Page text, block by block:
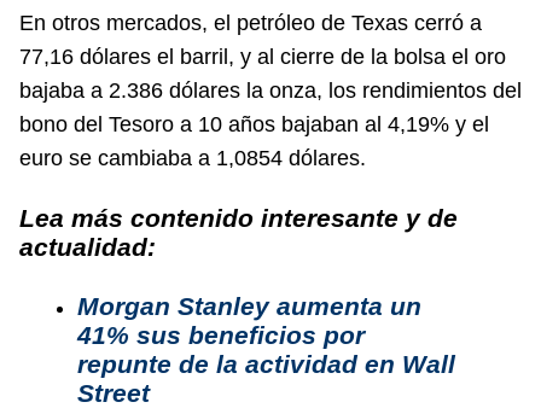
En otros mercados, el petróleo de Texas cerró a
77,16 dólares el barril, y al cierre de la bolsa el oro
bajaba a 2.386 dólares la onza, los rendimientos del
bono del Tesoro a 10 años bajaban al 4,19% y el
euro se cambiaba a 1,0854 dólares.
Lea más contenido interesante y de
actualidad:
Morgan Stanley aumenta un
41% sus beneficios por
repunte de la actividad en Wall
Street